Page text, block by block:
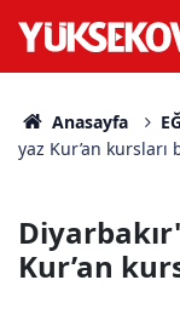
Anasayfa
yaz Kur’an kursları
Kur’an